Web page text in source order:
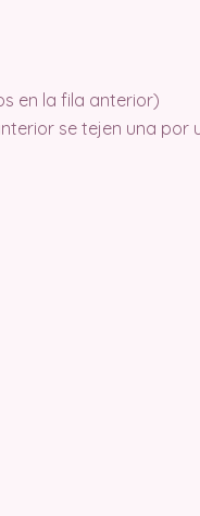
en la fila anterior)
se tejen una